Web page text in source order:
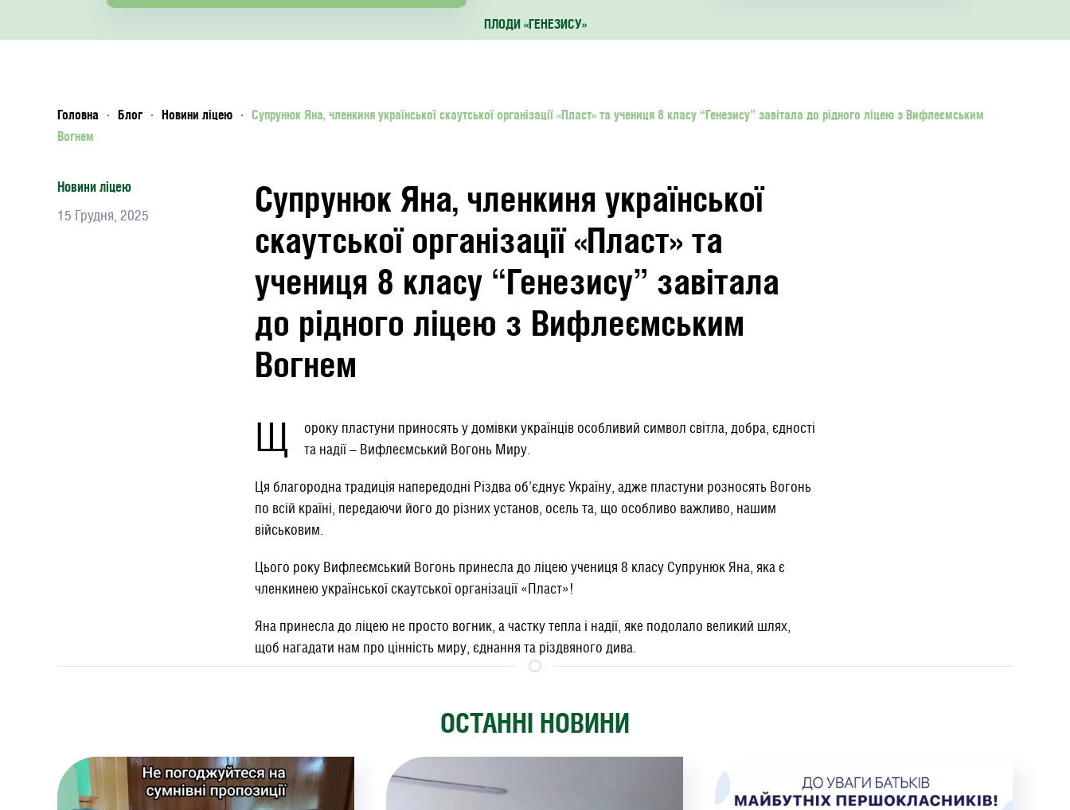
ПЛОДИ «ГЕНЕЗИСУ»
Головна Блог Новини ліцею
Супрунюк Яна, членкиня української скаутської організації «Пласт» та учениця 8 класу “Генезису” завітала до рідного ліцею з Вифлеємським
Вогнем
Новини ліцею
15 Грудня, 2025
Супрунюк Яна, членкиня української
скаутської організації «Пласт» та
учениця 8 класу “Генезису” завітала
до рідного ліцею з Вифлеємським
Вогнем
Щ
ороку пластуни приносять у домівки українців особливий символ світла, добра, єдності
та надії – Вифлеємський Вогонь Миру.
Ця благородна традиція напередодні Різдва об’єднує Україну, адже пластуни розносять Вогонь
по всій країні, передаючи його до різних установ, осель та, що особливо важливо, нашим
військовим.
​Цього року Вифлеємський Вогонь принесла до ліцею учениця 8 класу Супрунюк Яна, яка є
членкинею української скаутської організації «Пласт»!
​Яна принесла до ліцею не просто вогник, а частку тепла і надії, яке подолало великий шлях,
щоб нагадати нам про цінність миру, єднання та різдвяного дива.
ОСТАННІ НОВИНИ